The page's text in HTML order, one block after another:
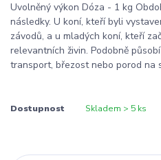
Uvolněný výkon Dóza - 1 kg
následky. U koní, kteří byli
závodů, a u mladých koní, kteří
relevantních živin. Podobně
transport, březost nebo porod na
Dostupnost Skladem > 5 ks